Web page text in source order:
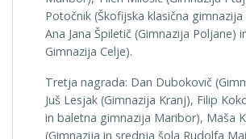
Potočnik (Škofijska klasična
Ana Jana Špiletič (Gimnazija Poljane)
Gimnazija Celje).
Tretja nagrada: Dan Dubokovič
Juš Lesjak (Gimnazija Kranj), Filip
in baletna gimnazija Maribor), Maša
(Gimnazija in srednja šola Rudolfa